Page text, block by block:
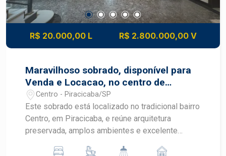
Construa seu futuro com quem é agente de
desenvolvimento do mercado imobiliário de
Piracicaba. Agende sua visita com corretor
especialista Frias Neto!
R$ 20.000,00 L R$ 2.800.000,00 V
Maravilhoso sobrado, disponível para
Venda e Locacao, no centro de
Piracicaba, próximo ao Mercadão
Municipal, escolas, etc.
Centro - Piracicaba/SP
Este sobrado está localizado no tradicional bairro
Centro, em Piracicaba, e reúne arquitetura
preservada, amplos ambientes e excelente